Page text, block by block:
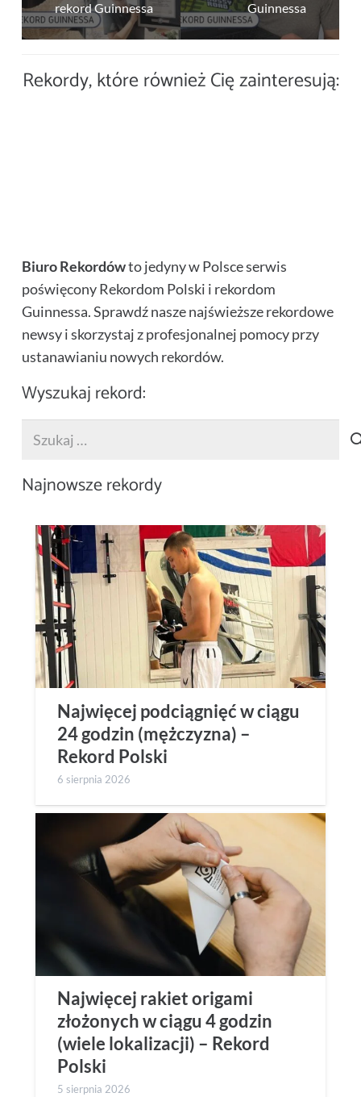
rekord Guinnessa Guinnessa
Rekordy, które również Cię zainteresują:
Najwięcej podań piłki ręcznej
w ciągu 1 godziny – Rekord
Najcięższy ananas świata
TOP 10 rekordów, których nikt
nigdy nie powinien pobijać!
młoty kowalskie – rekord
Biuro Rekordówto jedyny w Polsce serwis
poświęcony Rekordom Polski i rekordom
Guinnessa. Sprawdź nasze najświeższe rekordowe
newsy i skorzystaj z profesjonalnej pomocy przy
ustanawianiu nowych rekordów.
Wyszukaj rekord:
Najnowsze rekordy
Najwięcej podciągnięć w ciągu
24 godzin (mężczyzna) –
Rekord Polski
6 sierpnia 2026
Najwięcej rakiet origami
złożonych w ciągu 4 godzin
(wiele lokalizacji) – Rekord
Polski
5 sierpnia 2026